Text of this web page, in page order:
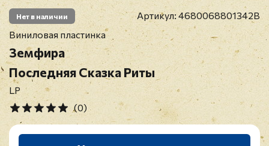
Нет в наличии Артикул: 4680068801342B
Виниловая пластинка
Земфира
Последняя Сказка Риты
LP
(0)